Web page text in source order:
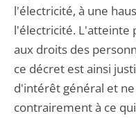
l'électricité, à une
l'électricité. L'atteinte
aux droits des
ce décret est ainsi
d'intérêt général et
contrairement à ce